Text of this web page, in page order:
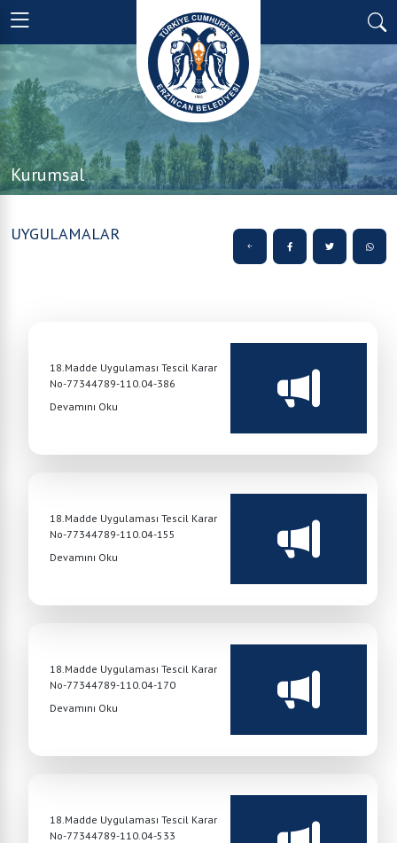
Kurumsal
UYGULAMALAR
18.Madde Uygulaması Tescil Karar
No-77344789-110.04-386
Devamını Oku
18.Madde Uygulaması Tescil Karar
No-77344789-110.04-155
Devamını Oku
18.Madde Uygulaması Tescil Karar
No-77344789-110.04-170
Devamını Oku
18.Madde Uygulaması Tescil Karar
No-77344789-110.04-533